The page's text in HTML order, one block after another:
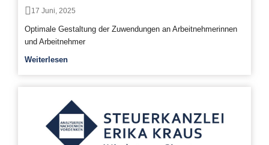
17 Juni, 2025
Optimale Gestaltung der Zuwendungen an Arbeitnehmerinnen
und Arbeitnehmer
Weiterlesen